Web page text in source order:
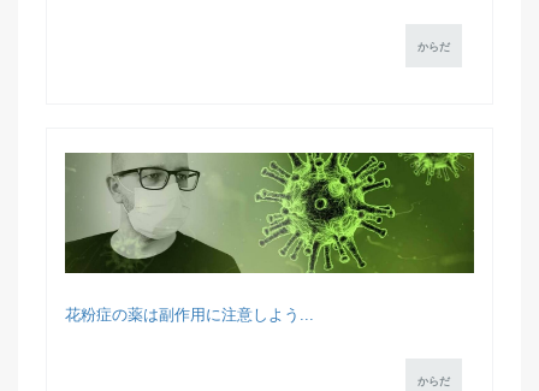
からだ
花粉症の薬は副作用に注意しよう...
からだ